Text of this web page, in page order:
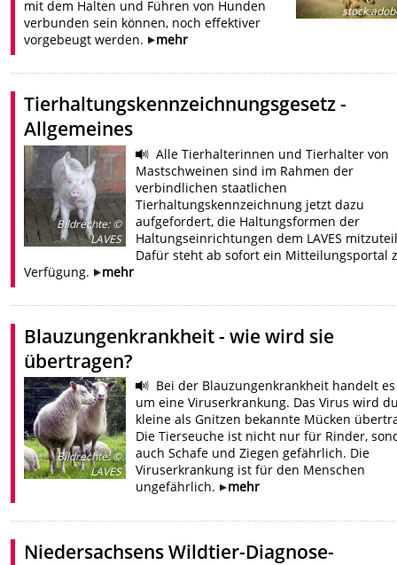
mit dem Halten und Führen von Hunden
verbunden sein können, noch effektiver
vorgebeugt werden.
mehr
Tierhaltungskennzeichnungsgesetz -
Allgemeines
Bildrechte:©
LAVES
Alle Tierhalterinnen und Tierhalter von
Mastschweinen sind im Rahmen der
verbindlichen staatlichen
Tierhaltungskennzeichnung jetzt dazu
aufgefordert, die Haltungsformen der
Haltungseinrichtungen dem LAVES
Dafür steht ab sofort ein Mitteilungsportal
Verfügung.
mehr
Blauzungenkrankheit - wie wird sie
übertragen?
Bildrechte:©
LAVES
Bei der Blauzungenkrankheit handelt
um eine Viruserkrankung. Das Virus wird
kleine als Gnitzen bekannte Mücken
Die Tierseuche ist nicht nur für Rinder,
auch Schafe und Ziegen gefährlich. Die
Viruserkrankung ist für den Menschen
ungefährlich.
mehr
Niedersachsens Wildtier-Diagnose-